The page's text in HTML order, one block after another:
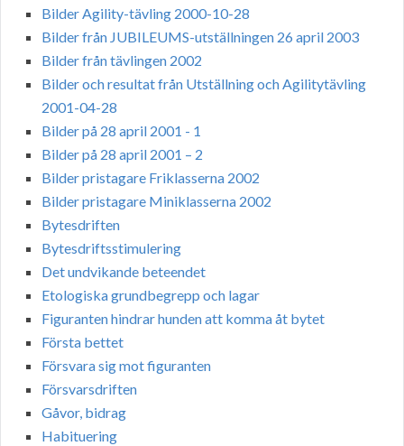
Bilder Agility-tävling 2000-10-28
Bilder från JUBILEUMS-utställningen 26 april 2003
Bilder från tävlingen 2002
Bilder och resultat från Utställning och Agilitytävling
2001-04-28
Bilder på 28 april 2001 - 1
Bilder på 28 april 2001 – 2
Bilder pristagare Friklasserna 2002
Bilder pristagare Miniklasserna 2002
Bytesdriften
Bytesdriftsstimulering
Det undvikande beteendet
Etologiska grundbegrepp och lagar
Figuranten hindrar hunden att komma åt bytet
Första bettet
Försvara sig mot figuranten
Försvarsdriften
Gåvor, bidrag
Habituering